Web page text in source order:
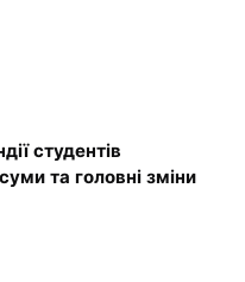
студентів
та головні зміни